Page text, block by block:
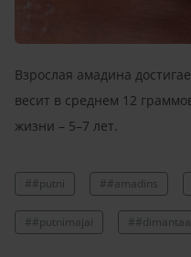
Взрослая амадина
весит в среднем 12
жизни – 5–7 лет.
##putni ##amadins
##putnimajai